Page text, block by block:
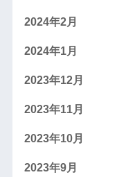
2024年2月
2024年1月
2023年12月
2023年11月
2023年10月
2023年9月